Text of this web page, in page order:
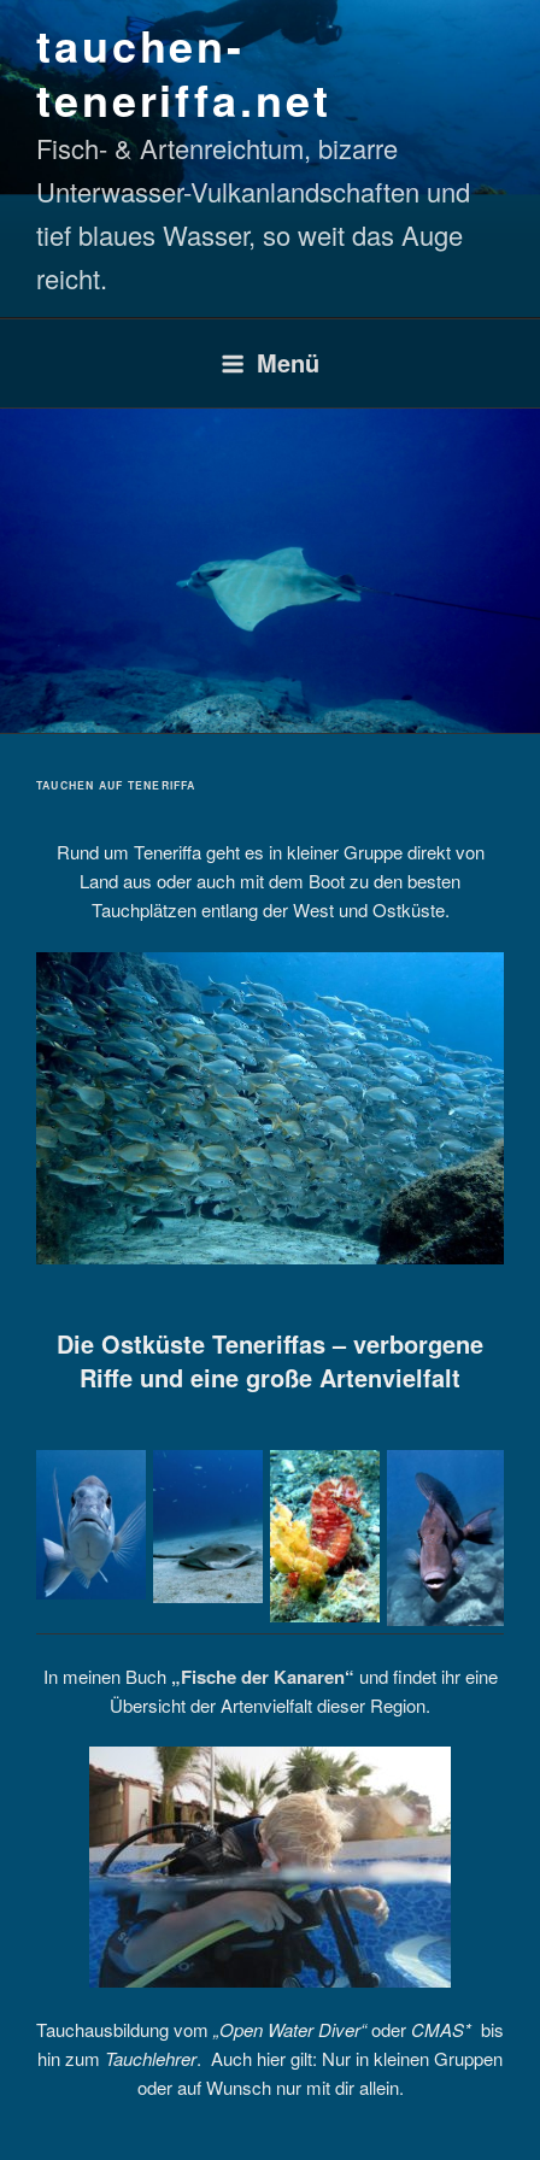
Zum
Inhalt
springentauchen-
teneriffa.net
Fisch- & Artenreichtum, bizarre
Unterwasser-Vulkanlandschaften und
tief blaues Wasser, so weit das Auge
reicht.
Menü
TAUCHEN AUF TENERIFFA
Rund um Teneriffa geht es in kleiner Gruppe direkt von
Land aus oder auch mit dem Boot zu den besten
Tauchplätzen entlang der West und Ostküste.
Die Ostküste Teneriffas – verborgene
Riffe und eine große Artenvielfalt
In meinen Buch „Fische der Kanaren“ und findet ihr eine
Übersicht der Artenvielfalt dieser Region.
Tauchausbildung vom „Open Water Diver“oder CMAS* bis
hin zum Tauchlehrer. Auch hier gilt: Nur in kleinen Gruppen
oder auf Wunsch nur mit dir allein.